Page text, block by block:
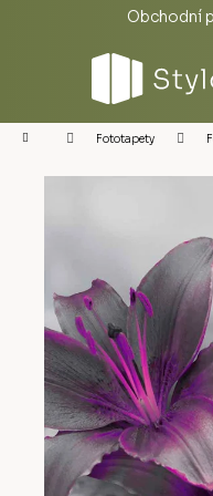
Obchodní
Domů Fototapety